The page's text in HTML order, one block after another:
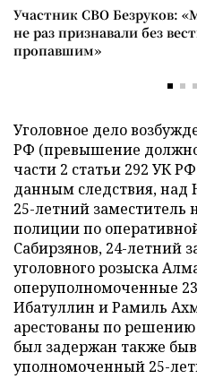
Участник СВО Безруков:
не раз признавали без
пропавшим»
Уголовное дело
РФ (превышение
части 2 статьи 292 УК
данным следствия, над
25-летний заместитель
полиции по
Сабирзянов, 24-летний
уголовного розыска
оперуполномоченные
Ибатуллин и Рамиль
арестованы по решению
был задержан также
уполномоченный 25-